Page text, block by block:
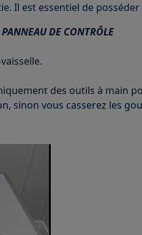
Il est essentiel de
DE CONTRÔLE
des outils à main
sinon vous casserez les